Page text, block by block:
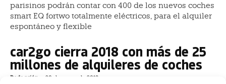
parisinos podrán contar con 400 de los nuevos coches
smart EQ fortwo totalmente eléctricos, para el alquiler
espontáneo y flexible
car2go cierra 2018 con más de 25
millones de alquileres de coches
Redacción 20 de enero de 2019